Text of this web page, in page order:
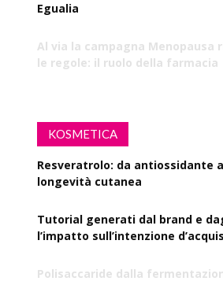
Egualia
Al via la campagna Menopausa
le regole: il ruolo della farmacia
KOSMETICA
Resveratrolo: da antiossidante
longevità cutanea
Tutorial generati dal brand e
l’impatto sull’intenzione
Polisaccaride dalla